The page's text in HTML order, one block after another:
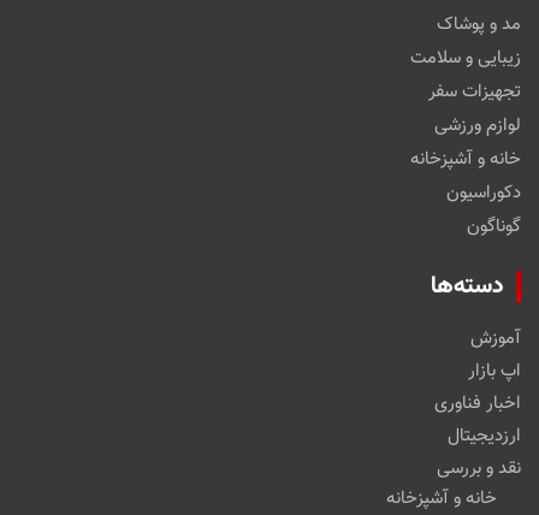
مد و پوشاک
زیبایی و سلامت
تجهیزات سفر
لوازم ورزشی
خانه و آشپزخانه
دکوراسیون
گوناگون
دسته‌ها
آموزش
اپ بازار
اخبار فناوری
ارزدیجیتال
نقد و بررسی
خانه و آشپزخانه